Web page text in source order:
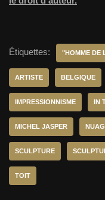
Étiquettes: "HOMME DE
ARTISTE BELGIQUE
IMPRESSIONNISME IN
MICHEL JASPER
SCULPTURE
TOIT